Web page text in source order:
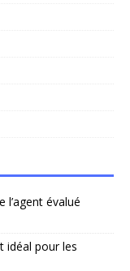
évalué
idéal pour les